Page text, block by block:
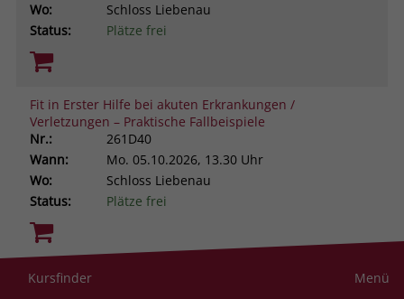
Wo:
Schloss Liebenau
Status:
Plätze frei
Fit in Erster Hilfe bei akuten Erkrankungen /
Verletzungen – Praktische Fallbeispiele
Nr.:
261D40
Wann:
Mo. 05.10.2026, 13.30 Uhr
Wo:
Schloss Liebenau
Status:
Plätze frei
Resilienz im helfenden Beruf. Was uns stark macht
Kursfinder Menü